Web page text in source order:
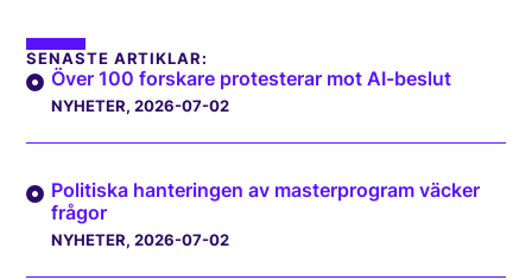
SENASTE ARTIKLAR:
Över 100 forskare protesterar mot AI-beslut
NYHETER, 2026-07-02
Politiska hanteringen av masterprogram väcker
frågor
NYHETER, 2026-07-02